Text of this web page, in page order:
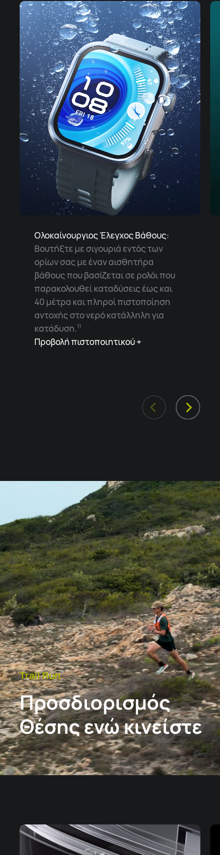
Ολοκαίνουργιος Έλεγχος Βάθους:
Βουτήξτε με σιγουριά εντός των
ορίων σας με έναν αισθητήρα
βάθους που βασίζεται σε ρολόι που
παρακολουθεί καταδύσεις έως και
40 μέτρα και πληροί πιστοποίηση
αντοχής στο νερό κατάλληλη για
κατάδυση.11
Προβολή πιστοποιητικού +
Trail Run
Προσδιορισμός
Θέσης ενώ κινείστε